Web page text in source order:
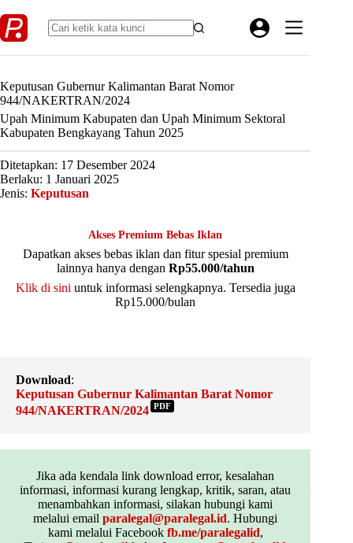
to
content
Keputusan Gubernur Kalimantan Barat Nomor
944/NAKERTRAN/2024
Upah Minimum Kabupaten dan Upah Minimum Sektoral
Kabupaten Bengkayang Tahun 2025
Ditetapkan: 17 Desember 2024
Berlaku: 1 Januari 2025
Jenis: Keputusan
Akses Premium Bebas Iklan
Dapatkan akses bebas iklan dan fitur spesial premium
lainnya hanya dengan Rp55.000/tahun
Klik di sini untuk informasi selengkapnya. Tersedia juga
Rp15.000/bulan
Download:
Keputusan Gubernur Kalimantan Barat Nomor
944/NAKERTRAN/2024 PDF
Jika ada kendala link download error, kesalahan
informasi, informasi kurang lengkap, kritik, saran, atau
menambahkan informasi, silakan hubungi kami
melalui emailparalegal@paralegal.id. Hubungi
kami melalui Facebook fb.me/paralegalid,